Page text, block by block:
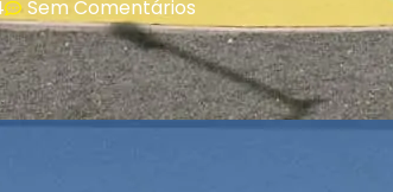
Sem Comentários